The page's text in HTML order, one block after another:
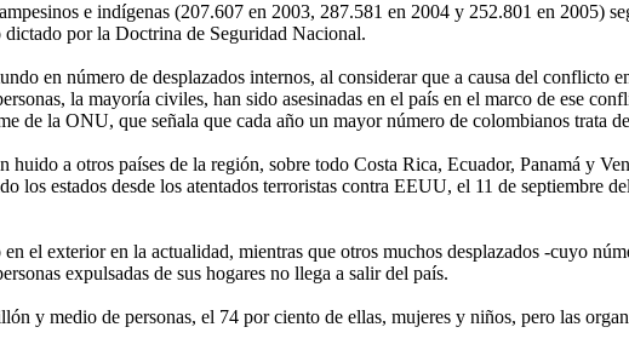
e indígenas (207.607 en 2003, 287.581 en 2004 y 252.801 en 2005)
por la Doctrina de Seguridad Nacional.
en número de desplazados internos, al considerar que a causa del conflicto
la mayoría civiles, han sido asesinadas en el país en el marco de ese
de la ONU, que señala que cada año un mayor número de colombianos trata
a otros países de la región, sobre todo Costa Rica, Ecuador, Panamá y
los estados desde los atentados terroristas contra EEUU, el 11 de septiembre
el exterior en la actualidad, mientras que otros muchos desplazados -cuyo
expulsadas de sus hogares no llega a salir del país.
y medio de personas, el 74 por ciento de ellas, mujeres y niños, pero las